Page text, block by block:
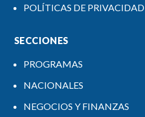
POLÍTICAS DE PRIVACIDAD
SECCIONES
PROGRAMAS
NACIONALES
NEGOCIOS Y FINANZAS